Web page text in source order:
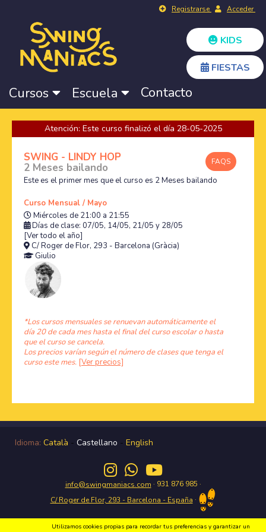
Registrarse Acceder
KIDS
FIESTAS
Cursos Escuela Contacto
Atención: Este curso finalizó el día 28-05-2025
FAQS
SWING - LINDY HOP
2 Meses bailando
Este es el primer mes que el curso es 2 Meses bailando
Curso Mensual / Mayo
Miércoles de 21:00 a 21:55
Días de clase: 07/05, 14/05, 21/05 y 28/05
[Ver todo el año]
C/ Roger de Flor, 293 - Barcelona (Gràcia)
Giulio
*Los cursos mensuales se renuevan automáticamente el
día 20 de cada mes hasta el final del curso escolar o hasta
que el curso se cancela.
Los precios varían según el número de clases que tenga el
curso este mes. [Ver precios]
Idioma: Català - Castellano - English
info@swingmaniacs.com · 931 876 985 ·
C/ Roger de Flor, 293 - Barcelona - España ·
Utilizamos cookies propias para recordar tus preferencias y garantizar un